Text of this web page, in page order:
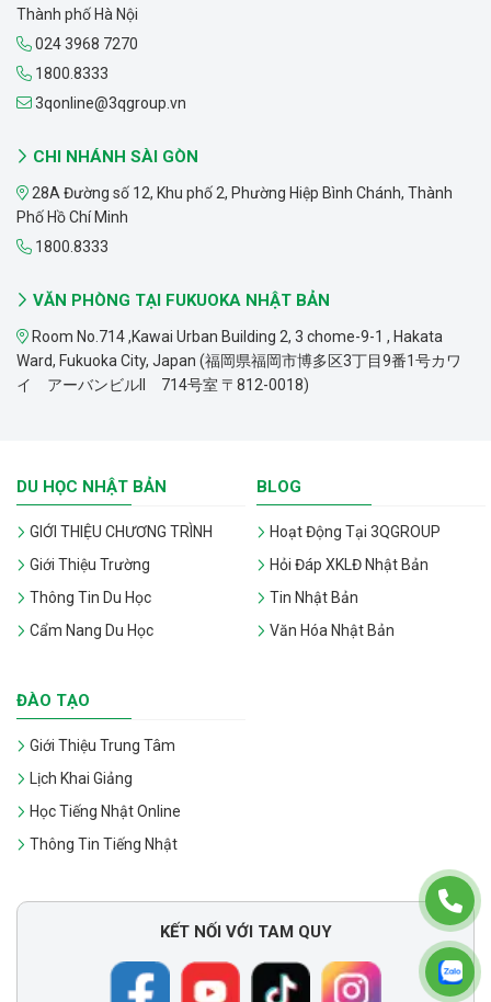
Thành phố Hà Nội
024 3968 7270
1800.8333
3qonline@3qgroup.vn
CHI NHÁNH SÀI GÒN
28A Đường số 12, Khu phố 2, Phường Hiệp Bình Chánh, Thành
Phố Hồ Chí Minh
1800.8333
VĂN PHÒNG TẠI FUKUOKA NHẬT BẢN
Room No.714 ,Kawai Urban Building 2, 3 chome-9-1 , Hakata
Ward, Fukuoka City, Japan (福岡県福岡市博多区3丁目9番1号カワ
イ アーバンビルII 714号室 〒812-0018)
DU HỌC NHẬT BẢN
GIỚI THIỆU CHƯƠNG TRÌNH
Giới Thiệu Trường
Thông Tin Du Học
Cẩm Nang Du Học
BLOG
Hoạt Động Tại 3QGROUP
Hỏi Đáp XKLĐ Nhật Bản
Tin Nhật Bản
Văn Hóa Nhật Bản
ĐÀO TẠO
Giới Thiệu Trung Tâm
Lịch Khai Giảng
Học Tiếng Nhật Online
Thông Tin Tiếng Nhật
KẾT NỐI VỚI TAM QUY